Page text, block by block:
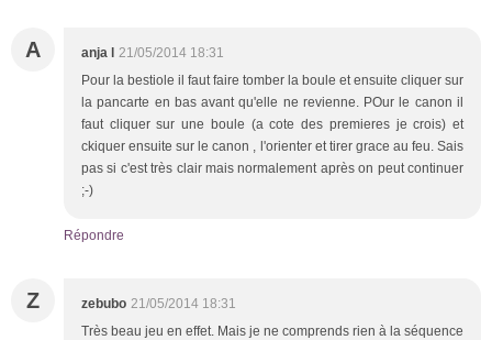
A anja l 21/05/2014 18:31
Pour la bestiole il faut faire tomber la boule et ensuite cliquer sur
la pancarte en bas avant qu'elle ne revienne. POur le canon il
faut cliquer sur une boule (a cote des premieres je crois) et
ckiquer ensuite sur le canon , l'orienter et tirer grace au feu. Sais
pas si c'est très clair mais normalement après on peut continuer
;-)
Répondre
Z zebubo 21/05/2014 18:31
Très beau jeu en effet. Mais je ne comprends rien à la séquence